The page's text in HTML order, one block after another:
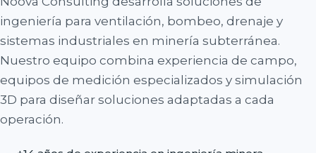
ingeniería para ventilación, bombeo, drenaje y
sistemas industriales en minería subterránea.
Nuestro equipo combina experiencia de campo,
equipos de medición especializados y simulación
3D para diseñar soluciones adaptadas a cada
operación.